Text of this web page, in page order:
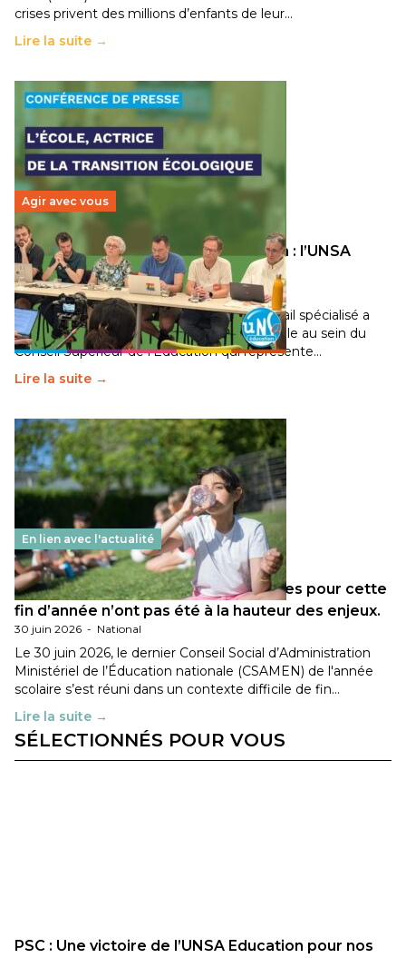
crises privent des millions d’enfants de leur…
Lire la suite →
Agir avec vous
Transition écologique de l’éducation : l’UNSA
Éducation fait bouger les lignes
30 juin 2026-National
Pendant plusieurs mois, un groupe de travail spécialisé a
travaillé sur la transition écologique de l’Ecole au sein du
Conseil Supérieur de l’Éducation qui représente…
Lire la suite →
En lien avec l'actualité
Les décisions ministérielles attendues pour cette
fin d’année n’ont pas été à la hauteur des enjeux.
30 juin 2026 - National
Le 30 juin 2026, le dernier Conseil Social d’Administration
Ministériel de l’Éducation nationale (CSAMEN) de l'année
scolaire s’est réuni dans un contexte difficile de fin…
Lire la suite →
SÉLECTIONNÉS POUR VOUS
PSC : Une victoire de l’UNSA Education pour nos